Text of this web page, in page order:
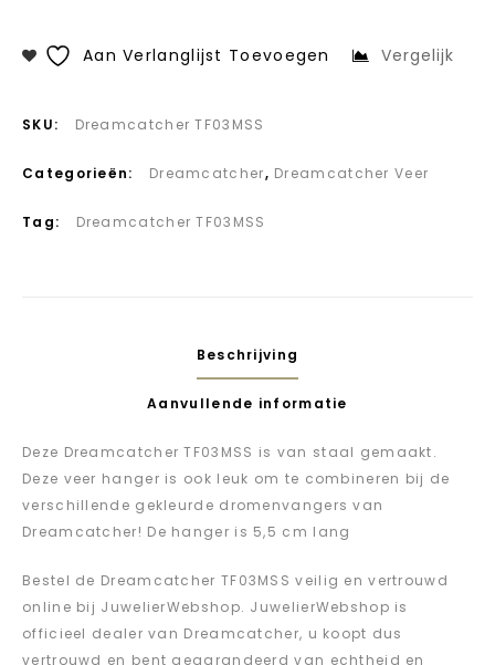
Aan Verlanglijst Toevoegen Vergelijk
SKU: Dreamcatcher TF03MSS
Categorieën: Dreamcatcher, Dreamcatcher Veer
Tag: Dreamcatcher TF03MSS
Beschrijving
Aanvullende informatie
Deze Dreamcatcher TF03MSS is van staal gemaakt.
Deze veer hanger is ook leuk om te combineren bij de
verschillende gekleurde dromenvangers van
Dreamcatcher! De hanger is 5,5 cm lang
Bestel de Dreamcatcher TF03MSS veilig en vertrouwd
online bij JuwelierWebshop. JuwelierWebshop is
officieel dealer van Dreamcatcher, u koopt dus
vertrouwd en bent gegarandeerd van echtheid en